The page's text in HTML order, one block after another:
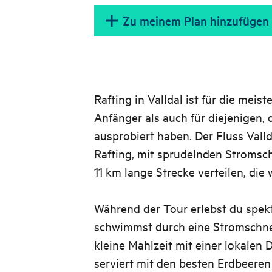
Zu meinem Plan hinzufügen
Rafting in Valldal ist für die
Anfänger als auch für diejenigen,
ausprobiert haben. Der Fluss
Rafting, mit sprudelnden
11 km lange Strecke verteilen, die
Während der Tour erlebst du
schwimmst durch eine
kleine Mahlzeit mit einer lokalen
serviert mit den besten